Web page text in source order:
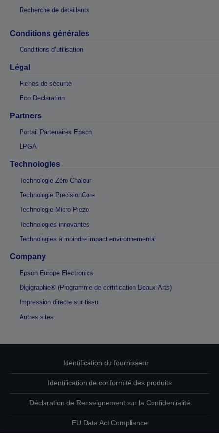
Recherche de détaillants
Conditions générales
Conditions d’utilisation
Légal
Fiches de sécurité
Eco Declaration
Partners
Portail Partenaires Epson
LPGA
Technologies
Technologie Zéro Chaleur
Technologie PrecisionCore
Technologie Micro Piezo
Technologies innovantes
Technologies à moindre impact environnemental
Company
Epson Europe Electronics
Digigraphie® (Programme de certification Beaux-Arts)
Impression directe sur tissu
Autres sites
Identification du fournisseur
Identification de conformité des produits
Déclaration de Renseignement sur la Confidentialité
EU Data Act Compliance